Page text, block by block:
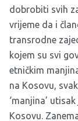
dobrobiti svih
vrijeme da i
transrodne
kojem su svi
etničkim
na Kosovu,
‘manjina’
Kosovu.